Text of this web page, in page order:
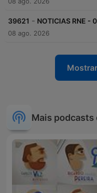
39621 - NOTICIAS RNE -
08 ago. 2026
Mais podcasts